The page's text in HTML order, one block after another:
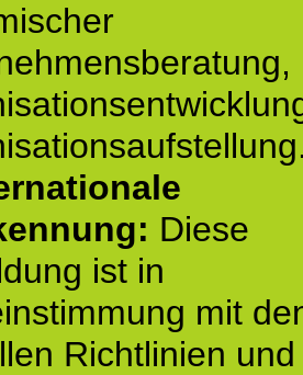
Diese
ist in
mit
Richtlinien